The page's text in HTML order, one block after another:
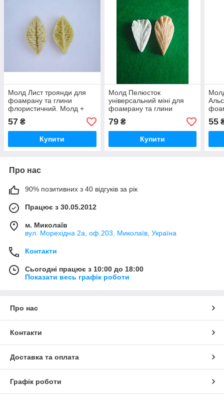
Молд Лист троянди для
фоамрану та глини
флористичний. Молд +
вайнер
57 ₴
Купити
Молд Пелюсток
універсальний міні для
фоамрану та глини
флористичний. Молд +
вайнер
79₴
Купити
55
Про нас
90% позитивних з 40 відгуків за рік
Працює з 30.05.2012
м. Миколаїв
вул. Морехідна 2а, оф.203, Миколаїв, Україна
Контакти
Сьогодні працює з 10:00 до 18:00
Показати весь графік роботи
Про нас
Контакти
Доставка та оплата
Графік роботи